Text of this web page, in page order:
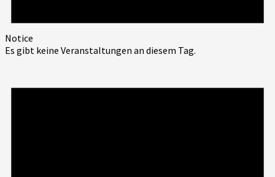
Notice
Es gibt keine Veranstaltungen an diesem Tag.